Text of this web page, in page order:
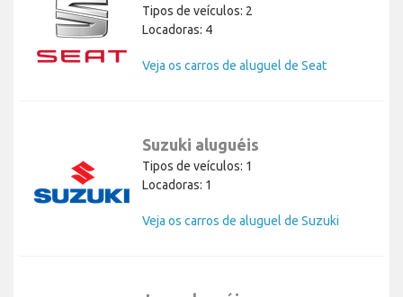
Tipos de veículos: 2
Locadoras: 4
Veja os carros de aluguel de Seat
Suzuki aluguéis
Tipos de veículos: 1
Locadoras: 1
Veja os carros de aluguel de Suzuki